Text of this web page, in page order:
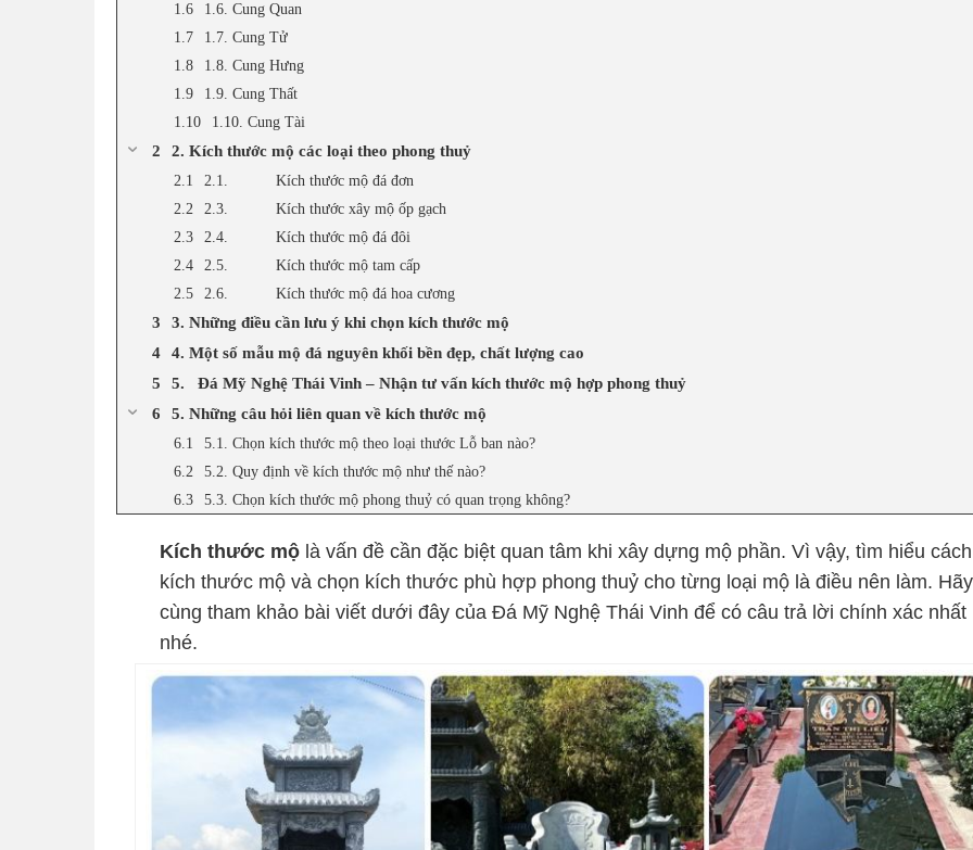
1.6. Cung Quan
1.7. Cung Tử
1.8. Cung Hưng
1.9. Cung Thất
1.10. Cung Tài
2. Kích thước mộ các loại theo phong thuỷ
2.1. Kích thước mộ đá đơn
2.3. Kích thước xây mộ ốp gạch
2.4. Kích thước mộ đá đôi
2.5. Kích thước mộ tam cấp
2.6. Kích thước mộ đá hoa cương
3. Những điều cần lưu ý khi chọn kích thước mộ
4. Một số mẫu mộ đá nguyên khối bền đẹp, chất lượng cao
5. Đá Mỹ Nghệ Thái Vinh – Nhận tư vấn kích thước mộ hợp phong thuỷ
5. Những câu hỏi liên quan về kích thước mộ
5.1. Chọn kích thước mộ theo loại thước Lỗ ban nào?
5.2. Quy định về kích thước mộ như thế nào?
5.3. Chọn kích thước mộ phong thuỷ có quan trọng không?
Kích thước mộ là vấn đề cần đặc biệt quan tâm khi xây dựng mộ phần. Vì vậy, tìm hiểu
kích thước mộ và chọn kích thước phù hợp phong thuỷ cho từng loại mộ là điều nên làm. Hãy
cùng tham khảo bài viết dưới đây của Đá Mỹ Nghệ Thái Vinh để có câu trả lời chính xác nhất
nhé.